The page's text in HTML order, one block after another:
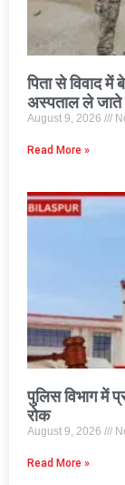
पिता से विवाद में
अस्पताल ले जाते
August 9, 2026
Read More »
पुलिस विभाग में
रोक
August 9, 2026
Read More »